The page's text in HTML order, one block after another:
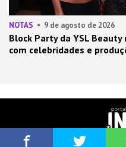
NOTAS 9 de agosto de 2026
Block Party da YSL
com celebridades e